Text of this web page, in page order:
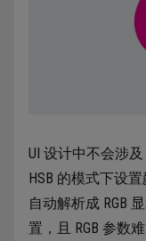
UI 设计中不会涉
HSB 的模式下设
自动解析成 RGB
置，且 RGB 参数